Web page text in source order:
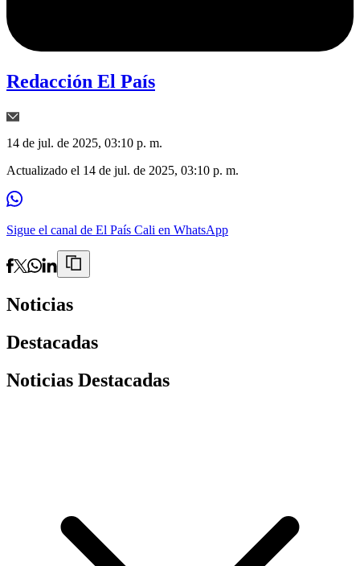
Redacción El País
14 de jul. de 2025, 03:10 p. m.
Actualizado el 14 de jul. de 2025, 03:10 p. m.
Sigue el canal de El País Cali en WhatsApp
Noticias
Destacadas
Noticias Destacadas